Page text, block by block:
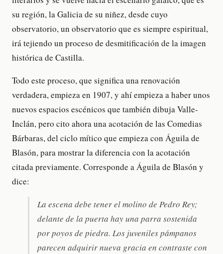
su región, la Galicia de su niñez, desde cuyo
observatorio, un observatorio que es siempre espiritual,
irá tejiendo un proceso de desmitificación de la imagen
histórica de Castilla.
Todo este proceso, que significa una renovación
verdadera, empieza en 1907, y ahí empieza a haber unos
nuevos espacios escénicos que también dibuja Valle-
Inclán, pero cito ahora una acotación de las Comedias
Bárbaras, del ciclo mítico que empieza con Águila de
Blasón, para mostrar la diferencia con la acotación
citada previamente. Corresponde a Águila de Blasón y
dice:
La escena debe tener el molino de Pedro Rey;
delante de la puerta hay una parra sostenida
por poyos de piedra. Los juveniles pámpanos
parecen adquirir nueva gracia en contraste con